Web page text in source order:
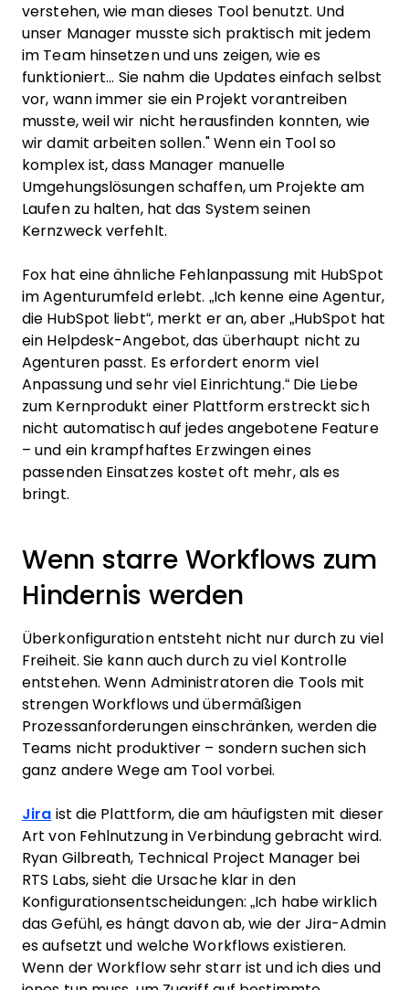
verstehen, wie man dieses Tool benutzt. Und
unser Manager musste sich praktisch mit jedem
im Team hinsetzen und uns zeigen, wie es
funktioniert... Sie nahm die Updates einfach selbst
vor, wann immer sie ein Projekt vorantreiben
musste, weil wir nicht herausfinden konnten, wie
wir damit arbeiten sollen." Wenn ein Tool so
komplex ist, dass Manager manuelle
Umgehungslösungen schaffen, um Projekte am
Laufen zu halten, hat das System seinen
Kernzweck verfehlt.
Fox hat eine ähnliche Fehlanpassung mit HubSpot
im Agenturumfeld erlebt. „Ich kenne eine Agentur,
die HubSpot liebt“, merkt er an, aber „HubSpot hat
ein Helpdesk-Angebot, das überhaupt nicht zu
Agenturen passt. Es erfordert enorm viel
Anpassung und sehr viel Einrichtung.“ Die Liebe
zum Kernprodukt einer Plattform erstreckt sich
nicht automatisch auf jedes angebotene Feature
– und ein krampfhaftes Erzwingen eines
passenden Einsatzes kostet oft mehr, als es
bringt.
Wenn starre Workflows zum
Hindernis werden
Überkonfiguration entsteht nicht nur durch zu viel
Freiheit. Sie kann auch durch zu viel Kontrolle
entstehen. Wenn Administratoren die Tools mit
strengen Workflows und übermäßigen
Prozessanforderungen einschränken, werden die
Teams nicht produktiver – sondern suchen sich
ganz andere Wege am Tool vorbei.
Jira ist die Plattform, die am häufigsten mit dieser
Art von Fehlnutzung in Verbindung gebracht wird.
Ryan Gilbreath, Technical Project Manager bei
RTS Labs, sieht die Ursache klar in den
Konfigurationsentscheidungen: „Ich habe wirklich
das Gefühl, es hängt davon ab, wie der Jira-Admin
es aufsetzt und welche Workflows existieren.
Wenn der Workflow sehr starr ist und ich dies und